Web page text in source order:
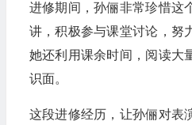
进修期间，孙俪非常珍惜这
讲，积极参与课堂讨论，努
她还利用课余时间，阅读大
识面。
这段进修经历，让孙俪对表